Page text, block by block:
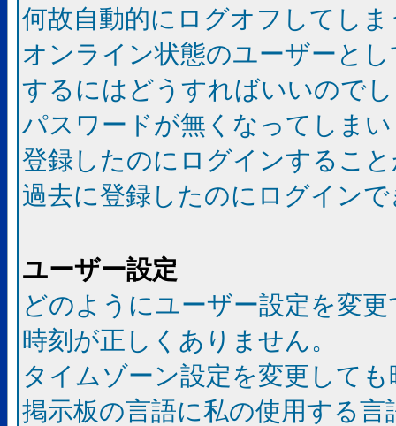
何故自動的にログオフしてし
オンライン状態のユーザーと
するにはどうすればいいので
パスワードが無くなってしま
登録したのにログインするこ
過去に登録したのにログイン
ユーザー設定
どのようにユーザー設定を変
時刻が正しくありません。
タイムゾーン設定を変更して
掲示板の言語に私の使用する